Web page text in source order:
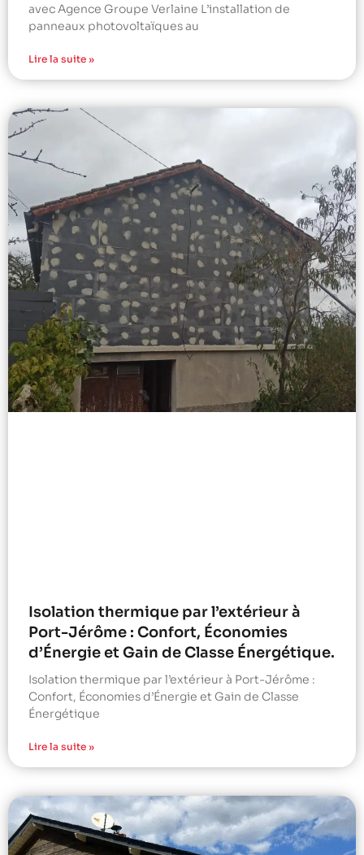
avec Agence Groupe Verlaine L’installation de
panneaux photovoltaïques au
Lire la suite »
Isolation thermique par l’extérieur à
Port-Jérôme : Confort, Économies
d’Énergie et Gain de Classe Énergétique.
Isolation thermique par l’extérieur à Port-Jérôme :
Confort, Économies d’Énergie et Gain de Classe
Énergétique
Lire la suite »